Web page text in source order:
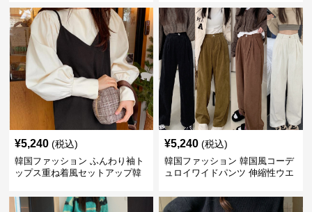
¥5,240 (税込)
韓国ファッション ふんわり袖ト
ップス重ね着風セットアップ韓
¥5,240 (税込)
韓国ファッション 韓国風コーデ
ュロイワイドパンツ 伸縮性ウエ